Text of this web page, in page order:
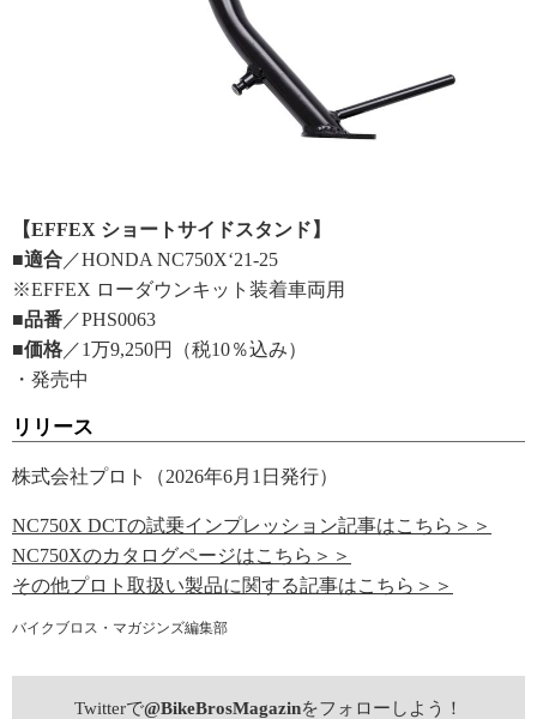
【EFFEX ショートサイドスタンド】
■適合 ／HONDA NC750X‘21-25
※EFFEX ローダウンキット装着車両用
■品番 ／PHS0063
■価格 ／1万9,250円（税10％込み）
・発売中
リリース
株式会社プロト（2026年6月1日発行）
NC750X DCTの試乗インプレッション記事はこちら＞＞
NC750Xのカタログページはこちら＞＞
その他プロト取扱い製品に関する記事はこちら＞＞
バイクブロス・マガジンズ編集部
Twitterで@BikeBrosMagazinをフォローしよう！